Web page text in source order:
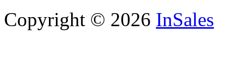
Copyright © 2026 InSales